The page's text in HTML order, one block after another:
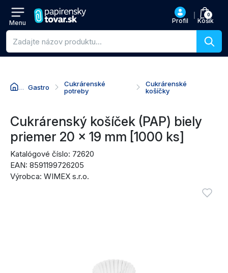
Menu Profil
0
Košík
Vyhľadávanie produktov
Gastro
Cukrárenské
potreby
Cukrárenské
košíčky
Prejsť na názov produktu
Prejsť na nákupné akcie
Prejsť na recenzie
Cukrárenský košíček (PAP) biely
priemer 20 x 19 mm [1000 ks]
Katalógové číslo: 72620
EAN: 8591199726205
Výrobca: WIMEX s.r.o.